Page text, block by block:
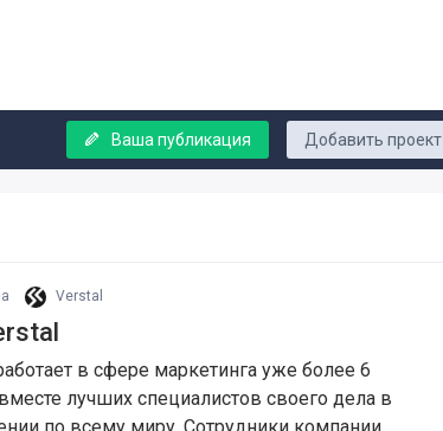
Добавить проект
Ваша публикация
Verstal
в сфере маркетинга уже более 6
лучших специалистов своего дела в